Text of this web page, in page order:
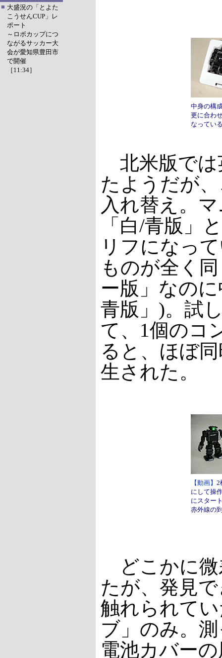
■ 大盛況の「とよた
こうせんCUP」レ
ポート
～ロボカップにつ
ながるサッカー大
会が愛知県豊田市
で開催
［11:34］
中身の構
更に合わ
なってい
北米版では
たようだが
入れ替え。
「白/青版」
リフになっ
ものが全く
ー版」なの
青版」)。試
て、1個のコ
ると、ほぼ
生された。
【動画】 2
にして操
にスター
赤外線の
どこかに微
たが、発見
触れられて
ブ」のみ。
電池カバー